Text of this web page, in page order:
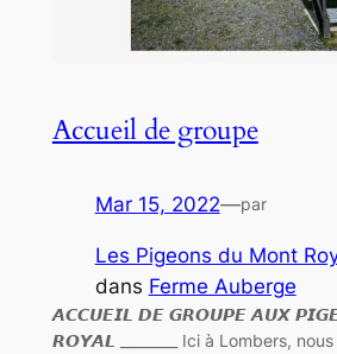
Accueil de groupe
Mar 15, 2022—par
Les Pigeons du Mont
dans Ferme Auberge
𝘼𝘾𝘾𝙐𝙀𝙄𝙇 𝘿𝙀 𝙂𝙍𝙊𝙐𝙋𝙀 𝘼𝙐𝙓
𝙍𝙊𝙔𝘼𝙇 ________ Ici à Lombers,